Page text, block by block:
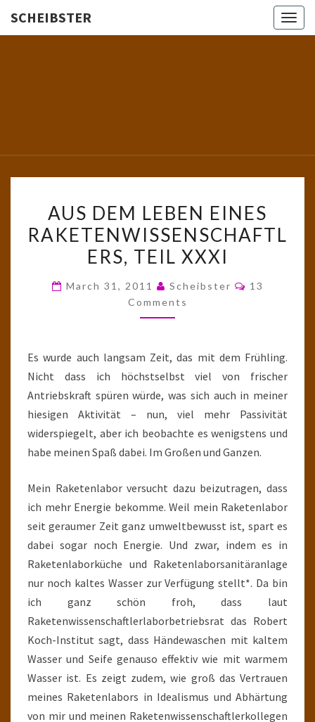
SCHEIBSTER
School!
DEM
LEBEN
EINES
TEIL
AUS DEM LEBEN EINES
RAKETENWISSENSCHAFTL
ERS, TEIL XXXI
March 31, 2011 Scheibster Comments
13
Comments
Es wurde auch langsam Zeit, das mit dem Frühling.
Nicht dass ich höchstselbst viel von frischer
Antriebskraft spüren würde, was sich auch in meiner
hiesigen Aktivität – nun, viel mehr Passivität
widerspiegelt, aber ich beobachte es wenigstens und
habe meinen Spaß dabei. Im Großen und Ganzen.
Mein Raketenlabor versucht dazu beizutragen, dass
ich mehr Energie bekomme. Weil mein Raketenlabor
seit geraumer Zeit ganz umweltbewusst ist, spart es
dabei sogar noch Energie. Und zwar, indem es in
Raketenlaborküche und Raketenlaborsanitäranlage
nur noch kaltes Wasser zur Verfügung stellt*. Da bin
ich ganz schön froh, dass laut
Raketenwissenschaftlerlaborbetriebsrat das Robert
Koch-Institut sagt, dass Händewaschen mit kaltem
Wasser und Seife genauso effektiv wie mit warmem
Wasser ist. Es zeigt zudem, wie groß das Vertrauen
meines Raketenlabors in Idealismus und Abhärtung
von mir und meinen Raketenwissenschaftlerkollegen